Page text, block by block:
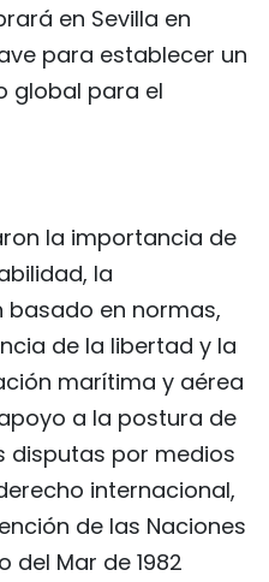
en Sevilla en
para establecer un
global para el
la importancia de
la
basado en normas,
de la libertad y la
marítima y aérea
a la postura de
disputas por medios
internacional,
de las Naciones
del Mar de 1982